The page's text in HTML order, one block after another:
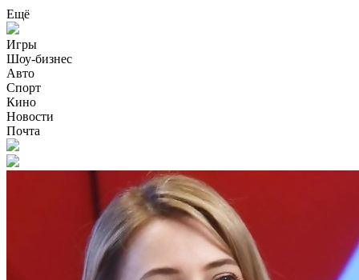
Ещё
Игры
Шоу-бизнес
Авто
Спорт
Кино
Новости
Почта